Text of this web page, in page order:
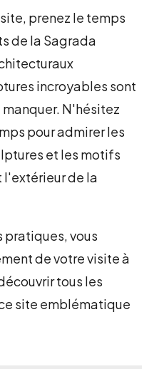
prenez le temps
de la Sagrada
incroyables sont
N'hésitez
pour admirer les
et les motifs
l'extérieur de la
pratiques, vous
de votre visite à
tous les
site emblématique